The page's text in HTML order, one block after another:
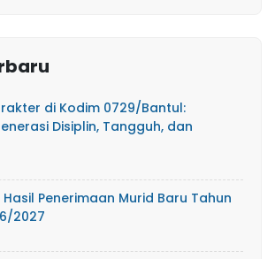
di Kodim 0729/Bantul:
Disiplin, Tangguh, dan
Penerimaan Murid Baru Tahun
2027